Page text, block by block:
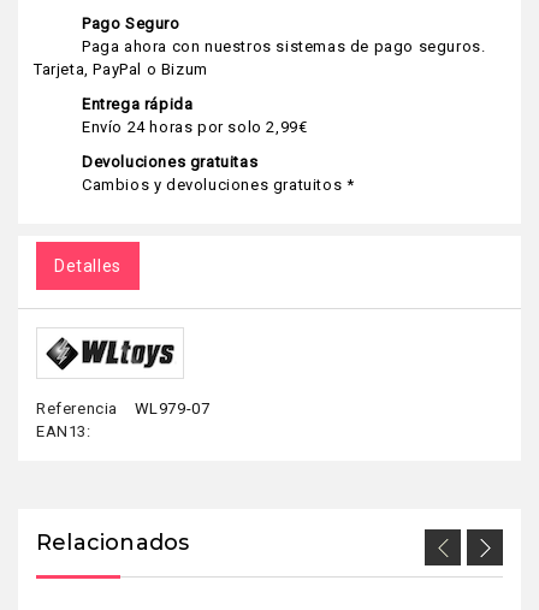
Pago Seguro
Paga ahora con nuestros sistemas de pago seguros.
Tarjeta, PayPal o Bizum
Entrega rápida
Envío 24 horas por solo 2,99€
Devoluciones gratuitas
Cambios y devoluciones gratuitos *
Detalles
Referencia
WL979-07
EAN13:
Relacionados